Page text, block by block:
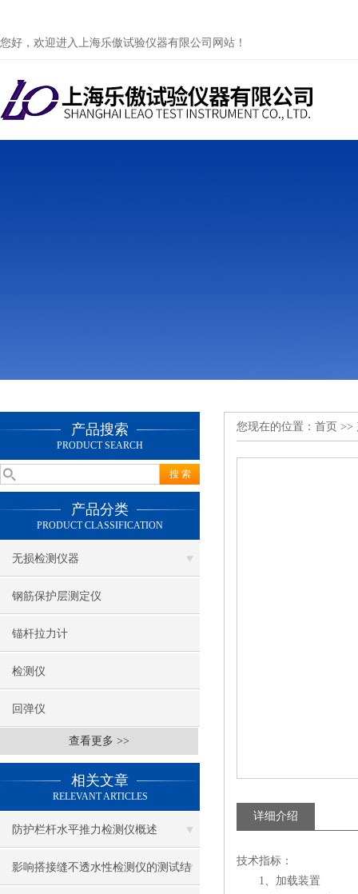
您好，欢迎进入上海乐傲试验仪器有限公司网站！
产品搜索
PRODUCT SEARCH
产品分类
PRODUCT CLASSIFICATION
无损检测仪器
钢筋保护层测定仪
锚杆拉力计
检测仪
回弹仪
查看更多 >>
相关文章
RELEVANT ARTICLES
防护栏杆水平推力检测仪概述
影响搭接缝不透水性检测仪的测试结
您现在的位置： 首页 >>
详细介绍
技术指标：
1、加载装置